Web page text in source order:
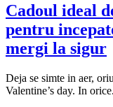
Cadoul ideal
pentru
mergi la sigur
Deja se simte in aer,
Valentine’s day. In